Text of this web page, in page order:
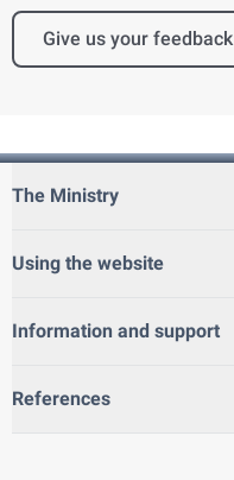
Give us your feedback
The Ministry
Using the website
Information and support
References